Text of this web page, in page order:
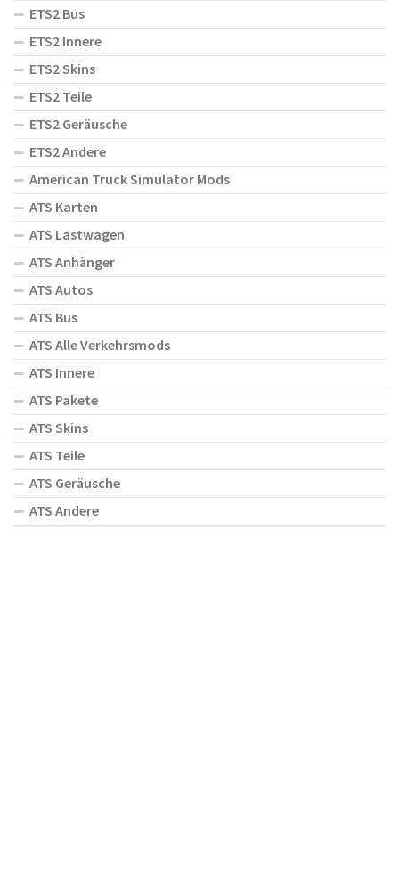
ETS2 Bus
ETS2 Innere
ETS2 Skins
ETS2 Teile
ETS2 Geräusche
ETS2 Andere
American Truck Simulator Mods
ATS Karten
ATS Lastwagen
ATS Anhänger
ATS Autos
ATS Bus
ATS Alle Verkehrsmods
ATS Innere
ATS Pakete
ATS Skins
ATS Teile
ATS Geräusche
ATS Andere